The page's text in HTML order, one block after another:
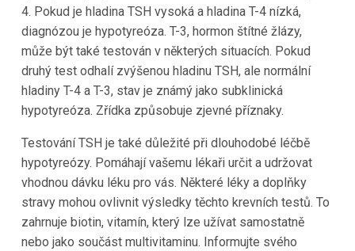
4. Pokud je hladina TSH vysoká a hladina T-4 nízká,
diagnózou je hypotyreóza. T-3, hormon štítné žlázy,
může být také testován v některých situacích. Pokud
druhý test odhalí zvýšenou hladinu TSH, ale normální
hladiny T-4 a T-3, stav je známý jako subklinická
hypotyreóza. Zřídka způsobuje zjevné příznaky.
Testování TSH je také důležité při dlouhodobé léčbě
hypotyreózy. Pomáhají vašemu lékaři určit a udržovat
vhodnou dávku léku pro vás. Některé léky a doplňky
stravy mohou ovlivnit výsledky těchto krevních testů. To
zahrnuje biotin, vitamín, který lze užívat samostatně
nebo jako součást multivitaminu. Informujte svého